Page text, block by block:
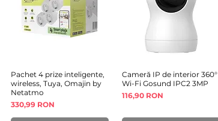
Afișare rapidă
Pachet 4 prize inteligente,
wireless, Tuya, Omajin by
Netatmo
Preț
330,99 RON
Afișare rapidă
Cameră IP de interior 360°
Wi-Fi Gosund IPC2 3MP
Preț
116,90 RON